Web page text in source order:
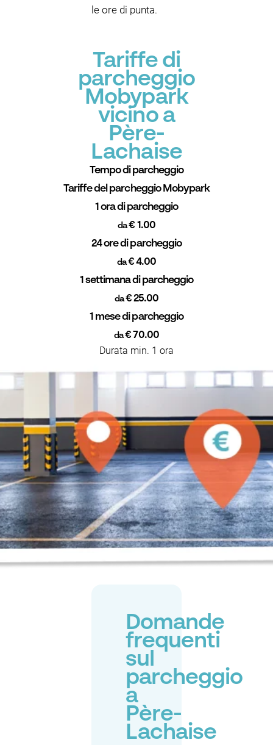
le ore di punta.
Tariffe di
parcheggio
Mobypark
vicino a
Père-
Lachaise
Tempo di parcheggio
Tariffe del parcheggio Mobypark
1 ora di parcheggio
da€ 1.00
24 ore di parcheggio
da€ 4.00
1 settimana di parcheggio
da€ 25.00
1 mese di parcheggio
da€ 70.00
Durata min. 1 ora
Domande
frequenti
sul
parcheggio
a
Père-
Lachaise